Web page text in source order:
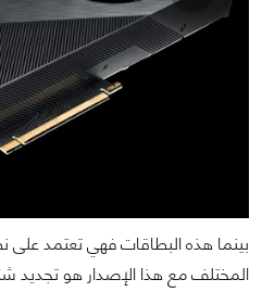
بينما هذه البطاقات فهي تعتمد على
المختلف مع هذا الإصدار هو تجديد